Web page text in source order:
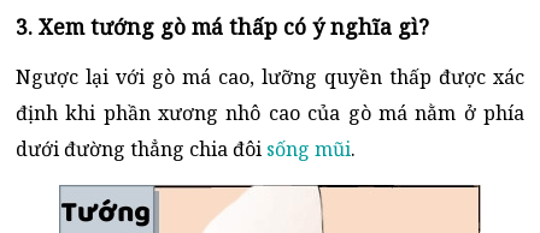
3. Xem tướng gò má thấp có ý nghĩa gì?
Ngược lại với gò má cao, lưỡng quyền thấp được xác
định khi phần xương nhô cao của gò má nằm ở phía
dưới đường thẳng chia đôi sống mũi.